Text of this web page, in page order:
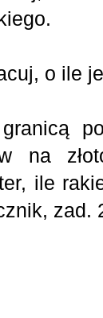
o ile
na
ile
zad.